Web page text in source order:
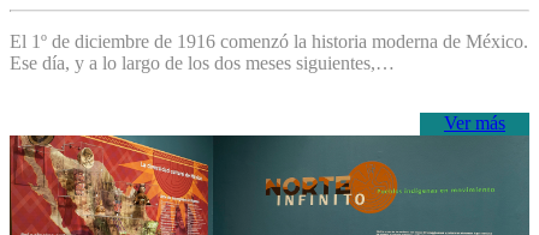
El 1º de diciembre de 1916 comenzó la historia moderna de México.
Ese día, y a lo largo de los dos meses siguientes,…
Ver más